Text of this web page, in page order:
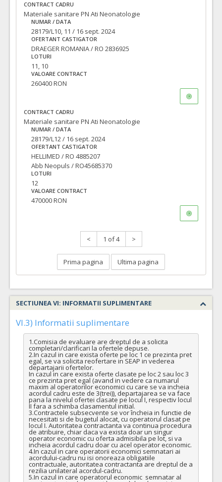
CONTRACT CADRU
Materiale sanitare PN Ati Neonatologie
NUMAR / DATA
28179/L10, 11 / 16 sept. 2024
OFERTANT CASTIGATOR
DRAEGER ROMANIA / RO 2836925
LOTURI
11, 10
VALOARE CONTRACT
260400 RON
CONTRACT CADRU
Materiale sanitare PN Ati Neonatologie
NUMAR / DATA
28179/L12 / 16 sept. 2024
OFERTANT CASTIGATOR
HELLIMED / RO 4885207
Abb Neopuls / RO45685370
LOTURI
12
VALOARE CONTRACT
470000 RON
< 1 of 4 >
Prima pagina Ultima pagina
SECTIUNEA VI: INFORMATII SUPLIMENTARE
VI.3) Informatii suplimentare
1.Comisia de evaluare are dreptul de a solicita
completari/clarificari la ofertele depuse.
2.In cazul in care exista oferte pe loc 1 ce prezinta pret
egal, se va solicita reofertare in SEAP in vederea
departajarii ofertelor.
In cazul in care exista oferte clasate pe loc 2 sau loc 3
ce prezinta pret egal (avand in vedere ca numarul
maxim al operatorilor economici cu care se va incheia
acordul cadru este de 3(trei)), departajarea se va face
pana la nivelul ofertei clasate pe locul I, respectiv locul
II fara a schimba clasamentul initial.
3.Contractele subsecvente se vor încheia in functie de
necesitati si de bugetul alocat, cu operatorul clasat pe
locul I. Autoritatea contractanta va continua procedura
de atribuire, chiar daca va exista doar un singur
operator economic cu oferta admisibila pe lot, si va
incheia acordul cadru doar cu acel operator economic.
4.In cazul in care operatorii economici semnatari ai
acordului-cadru nu isi onoreaza obligatiile
contractuale, autoritatea contractanta are dreptul de a
rezilia unilateral acordul-cadru.
5.In cazul in care operatorul economic  semnatar al